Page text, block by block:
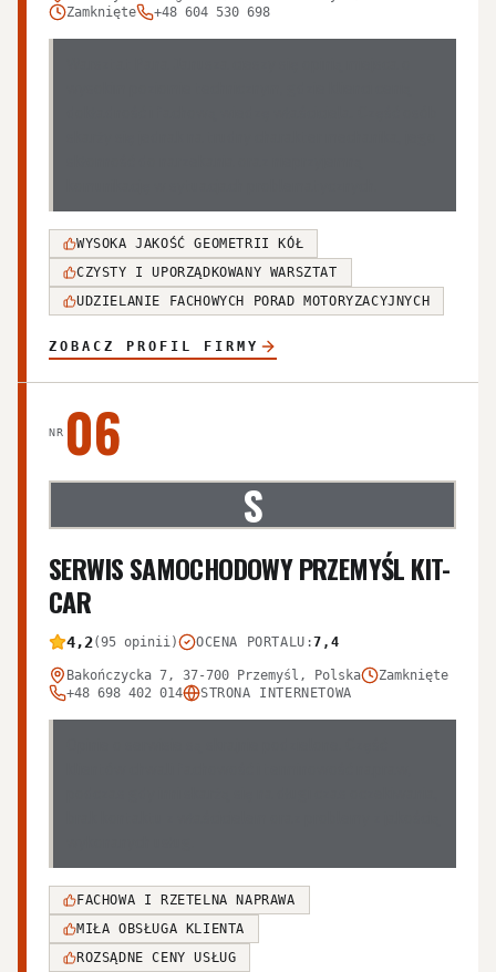
Zamknięte
+48 604 530 698
WYSOKA JAKOŚĆ GEOMETRII KÓŁ
CZYSTY I UPORZĄDKOWANY WARSZTAT
UDZIELANIE FACHOWYCH PORAD MOTORYZACYJNYCH
ZOBACZ PROFIL FIRMY
NR 06
S
SERWIS SAMOCHODOWY PRZEMYŚL KIT-
CAR
4,2(95 opinii) OCENA PORTALU :7,4
Bakończycka 7, 37-700 Przemyśl, Polska
Zamknięte
+48 698 402 014
STRONA INTERNETOWA
FACHOWA I RZETELNA NAPRAWA
MIŁA OBSŁUGA KLIENTA
ROZSĄDNE CENY USŁUG